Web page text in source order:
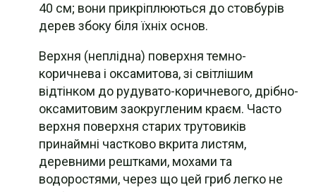
40 см; вони прикріплюються до стовбурів
дерев збоку біля їхніх основ.
Верхня (неплідна) поверхня темно-
коричнева і оксамитова, зі світлішим
відтінком до рудувато-коричневого, дрібно-
оксамитовим заокругленим краєм. Часто
верхня поверхня старих трутовиків
принаймні частково вкрита листям,
деревними рештками, мохами та
водоростями, через що цей гриб легко не